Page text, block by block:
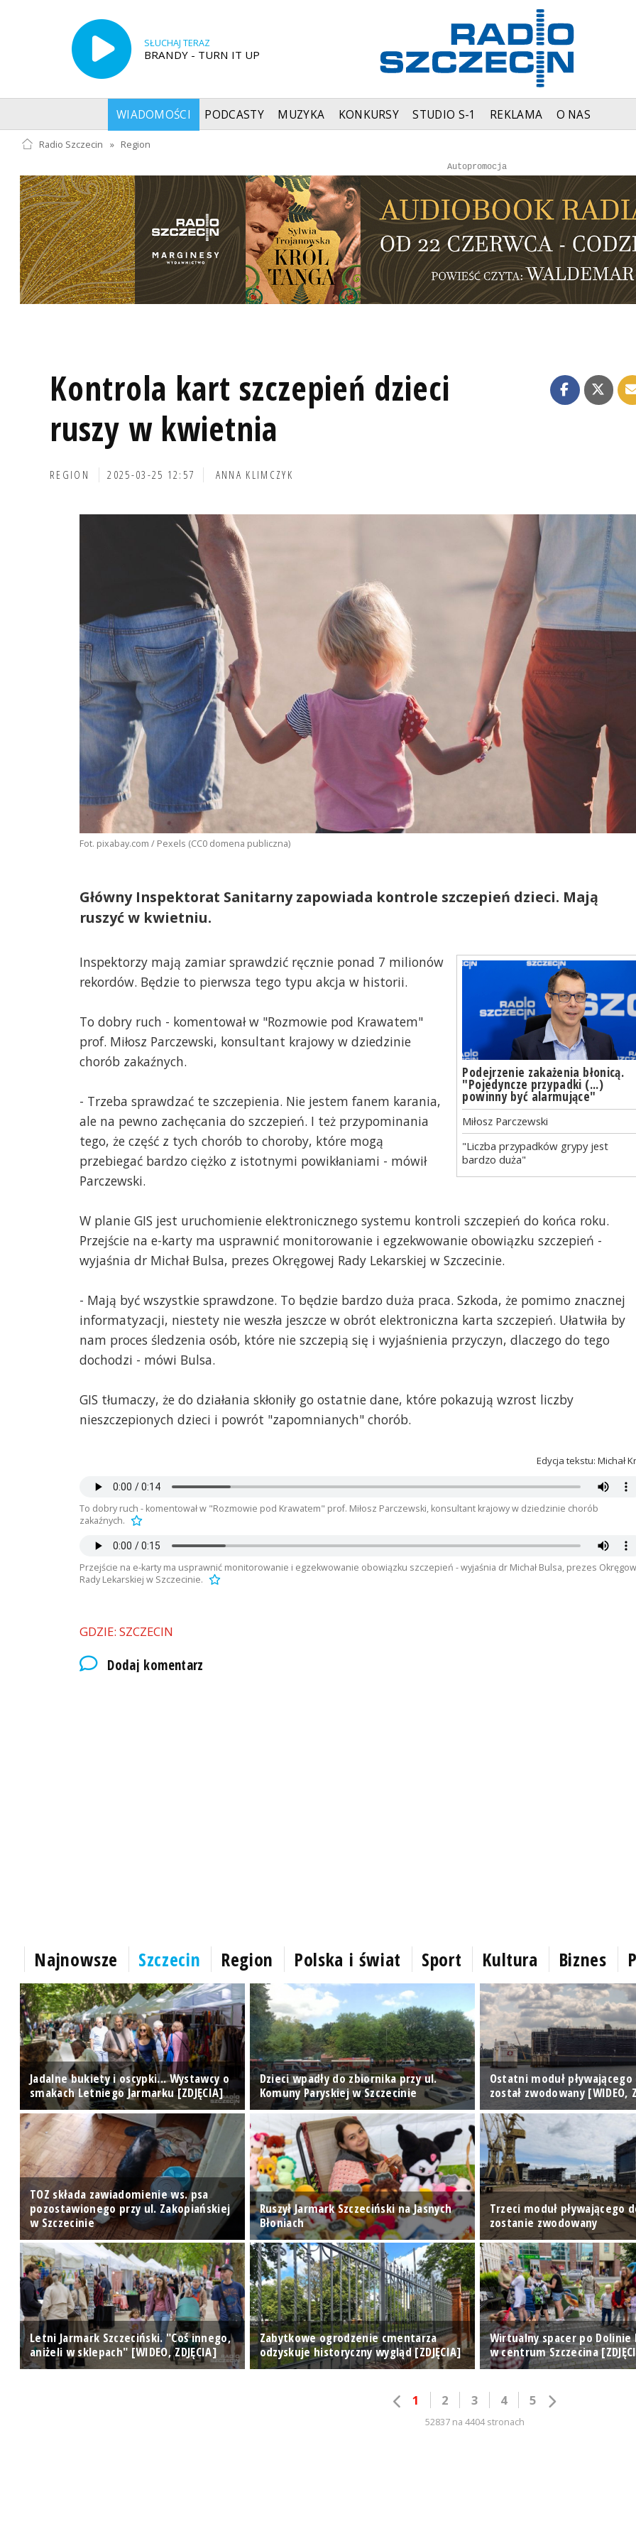
SŁUCHAJ TERAZ
BRANDY - TURN IT UP
WIADOMOŚCI PODCASTY MUZYKA KONKURSY STUDIO S-1 REKLAMA O NAS
Radio Szczecin » Region
Autopromocja
Reklama
Kontrola kart szczepień dzieci
ruszy w kwietnia
REGION 2025-03-25 12:57 ANNA KLIMCZYK
Fot. pixabay.com / Pexels (CC0 domena publiczna)
Główny Inspektorat Sanitarny zapowiada kontrole szczepień dzieci. Mają
ruszyć w kwietniu.
Podejrzenie zakażenia błonicą.
"Pojedyncze przypadki (...)
powinny być alarmujące"
Miłosz Parczewski
"Liczba przypadków grypy jest
bardzo duża"
Inspektorzy mają zamiar sprawdzić ręcznie ponad 7 milionów
rekordów. Będzie to pierwsza tego typu akcja w historii.
To dobry ruch - komentował w "Rozmowie pod Krawatem"
prof. Miłosz Parczewski, konsultant krajowy w dziedzinie
chorób zakaźnych.
- Trzeba sprawdzać te szczepienia. Nie jestem fanem karania,
ale na pewno zachęcania do szczepień. I też przypominania
tego, że część z tych chorób to choroby, które mogą
przebiegać bardzo ciężko z istotnymi powikłaniami - mówił
Parczewski.
W planie GIS jest uruchomienie elektronicznego systemu kontroli szczepień do końca roku.
Przejście na e-karty ma usprawnić monitorowanie i egzekwowanie obowiązku szczepień -
wyjaśnia dr Michał Bulsa, prezes Okręgowej Rady Lekarskiej w Szczecinie.
- Mają być wszystkie sprawdzone. To będzie bardzo duża praca. Szkoda, że pomimo znacznej
informatyzacji, niestety nie weszła jeszcze w obrót elektroniczna karta szczepień. Ułatwiła by
nam proces śledzenia osób, które nie szczepią się i wyjaśnienia przyczyn, dlaczego do tego
dochodzi - mówi Bulsa.
GIS tłumaczy, że do działania skłoniły go ostatnie dane, które pokazują wzrost liczby
nieszczepionych dzieci i powrót "zapomnianych" chorób.
Edycja tekstu: Michał
To dobry ruch - komentował w "Rozmowie pod Krawatem" prof. Miłosz Parczewski, konsultant krajowy w dziedzinie chorób
zakaźnych.
Przejście na e-karty ma usprawnić monitorowanie i egzekwowanie obowiązku szczepień - wyjaśnia dr Michał Bulsa, prezes
Rady Lekarskiej w Szczecinie.
GDZIE: SZCZECIN
Dodaj komentarz
Najnowsze Szczecin Region Polska i świat Sport Kultura Biznes
Jadalne bukiety i oscypki... Wystawcy o
smakach Letniego Jarmarku [ZDJĘCIA]
Dzieci wpadły do zbiornika przy ul.
Komuny Paryskiej w Szczecinie
Ostatni moduł pływającego
został zwodowany [WIDEO,
TOZ składa zawiadomienie ws. psa
pozostawionego przy ul. Zakopiańskiej
w Szczecinie
Ruszył Jarmark Szczeciński na Jasnych
Błoniach
Trzeci moduł pływającego
zostanie zwodowany
Letni Jarmark Szczeciński. "Coś innego,
aniżeli w sklepach" [WIDEO, ZDJĘCIA]
Zabytkowe ogrodzenie cmentarza
odzyskuje historyczny wygląd [ZDJĘCIA]
Wirtualny spacer po Dolinie
w centrum Szczecina
1 2 3 4 5
52837 na 4404 stronach